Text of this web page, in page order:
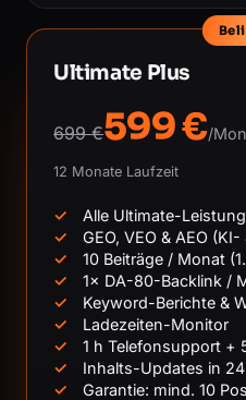
Ultimate Plus
699 €599 €/
12 Monate Laufzeit
Alle Ultimate-
GEO, VEO & AEO
10 Beiträge / Monat
1× DA-80-Backlink /
Keyword-Berichte &
Ladezeiten-Monitor
1 h Telefonsupport +
Inhalts-Updates in
Garantie: mind. 10